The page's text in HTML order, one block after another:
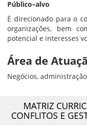
Público–alvo
É direcionado para o
organizações, bem
potencial e interesses
Área de
Negócios,
MATRIZ
CONFLITOS E